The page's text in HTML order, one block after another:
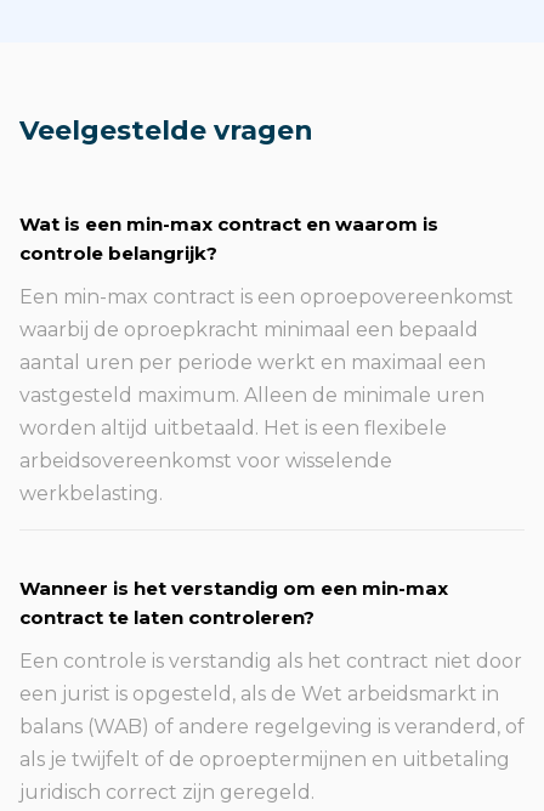
Veelgestelde vragen
Wat is een min-max contract en waarom is
controle belangrijk?
Een min-max contract is een oproepovereenkomst
waarbij de oproepkracht minimaal een bepaald
aantal uren per periode werkt en maximaal een
vastgesteld maximum. Alleen de minimale uren
worden altijd uitbetaald. Het is een flexibele
arbeidsovereenkomst voor wisselende
werkbelasting.
Wanneer is het verstandig om een min-max
contract te laten controleren?
Een controle is verstandig als het contract niet door
een jurist is opgesteld, als de Wet arbeidsmarkt in
balans (WAB) of andere regelgeving is veranderd, of
als je twijfelt of de oproeptermijnen en uitbetaling
juridisch correct zijn geregeld.